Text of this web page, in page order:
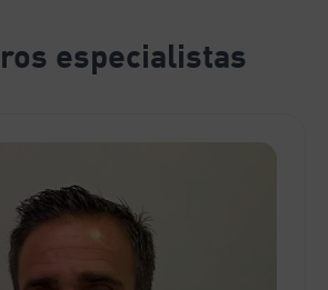
especialistas